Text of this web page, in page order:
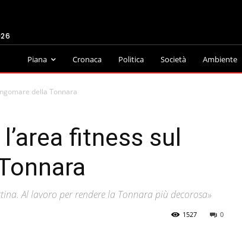
Piana Cronaca Politica Società Ambiente
della Tonnara
fitness sul
Al lavoro per rendere la Tonnara più decorosa»
0
1527